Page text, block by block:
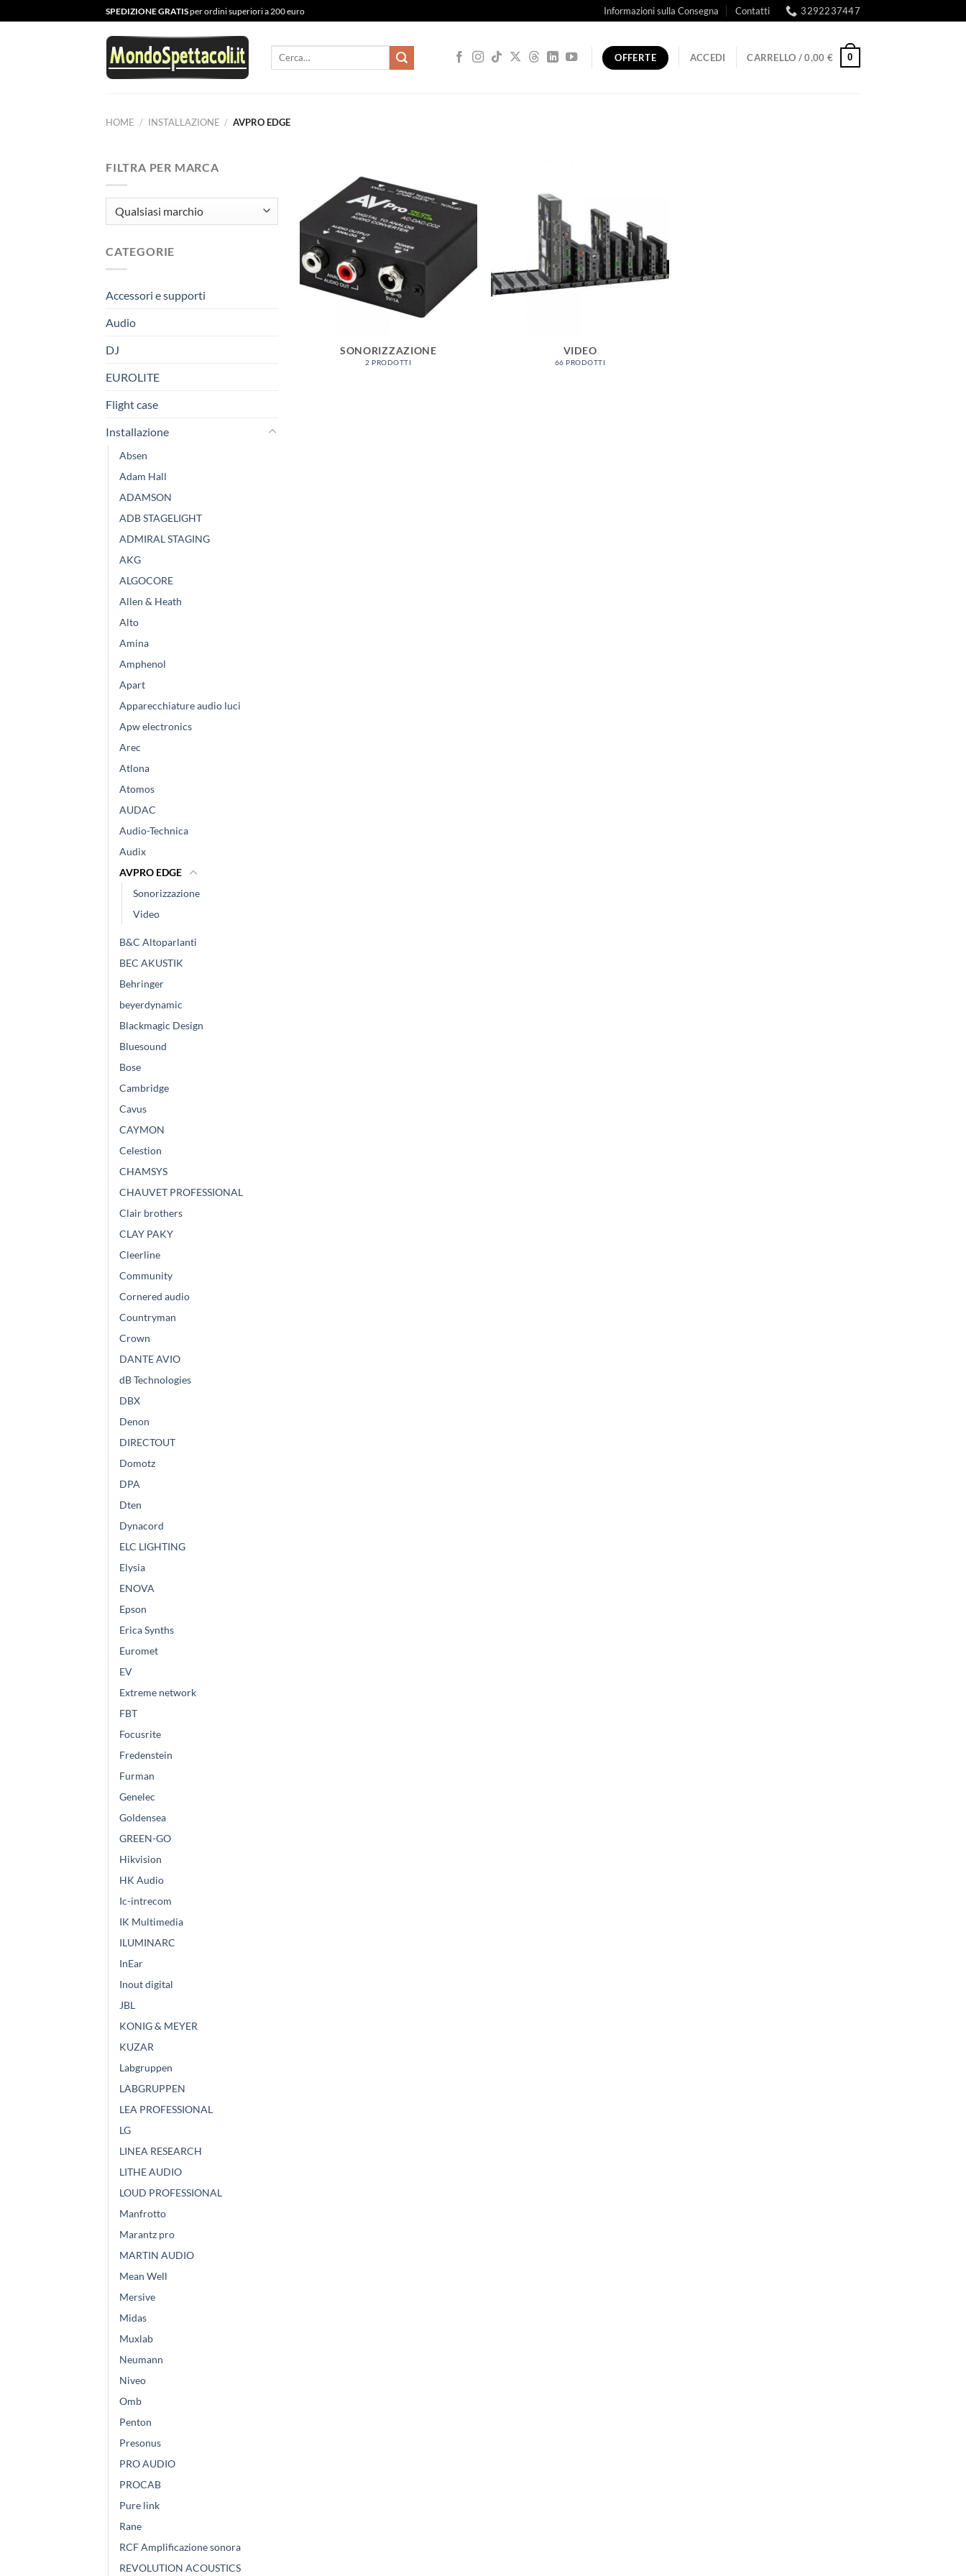
ai
SPEDIZIONE GRATISper ordini superiori a 200 euro Informazioni sulla Consegna Contatti 3292237447
Cerca: OFFERTE ACCEDI CARRELLO /0,00 € 0
HOME / INSTALLAZIONE / AVPRO EDGE
FILTRA PER MARCA
CATEGORIE
Accessori e supporti
Audio
DJ
EUROLITE
Flight case
Installazione
Absen
Adam Hall
ADAMSON
ADB STAGELIGHT
ADMIRAL STAGING
AKG
ALGOCORE
Allen & Heath
Alto
Amina
Amphenol
Apart
Apparecchiature audio luci
Apw electronics
Arec
Atlona
Atomos
AUDAC
Audio-Technica
Audix
AVPRO EDGE
Sonorizzazione
Video
B&C Altoparlanti
BEC AKUSTIK
Behringer
beyerdynamic
Blackmagic Design
Bluesound
Bose
Cambridge
Cavus
CAYMON
Celestion
CHAMSYS
CHAUVET PROFESSIONAL
Clair brothers
CLAY PAKY
Cleerline
Community
Cornered audio
Countryman
Crown
DANTE AVIO
dB Technologies
DBX
Denon
DIRECTOUT
Domotz
DPA
Dten
Dynacord
ELC LIGHTING
Elysia
ENOVA
Epson
Erica Synths
Euromet
EV
Extreme network
FBT
Focusrite
Fredenstein
Furman
Genelec
Goldensea
GREEN-GO
Hikvision
HK Audio
Ic-intrecom
IK Multimedia
ILUMINARC
InEar
Inout digital
JBL
KONIG & MEYER
KUZAR
Labgruppen
LABGRUPPEN
LEA PROFESSIONAL
LG
LINEA RESEARCH
LITHE AUDIO
LOUD PROFESSIONAL
Manfrotto
Marantz pro
MARTIN AUDIO
Mean Well
Mersive
Midas
Muxlab
Neumann
Niveo
Omb
Penton
Presonus
PRO AUDIO
PROCAB
Pure link
Rane
RCF Amplificazione sonora
REVOLUTION ACOUSTICS
SONORIZZAZIONE
2 PRODOTTI
VIDEO
66 PRODOTTI